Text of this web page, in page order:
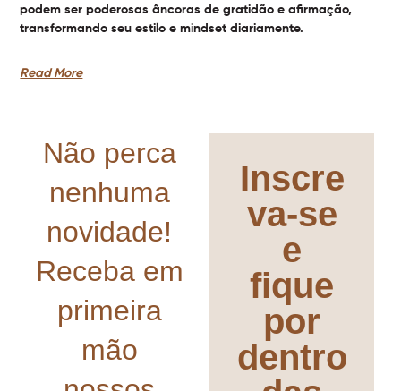
podem ser poderosas âncoras de gratidão e afirmação,
transformando seu estilo e mindset diariamente.
Read More
Não perca
nenhuma
novidade!
Receba em
primeira
mão
Inscre
va-se
e
fique
por
dentro